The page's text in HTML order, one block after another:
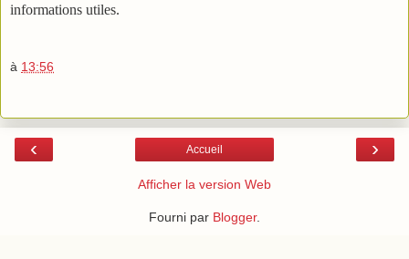
informations utiles.
à 13:56
‹ ›
Accueil
Afficher la version Web
Fourni par Blogger.